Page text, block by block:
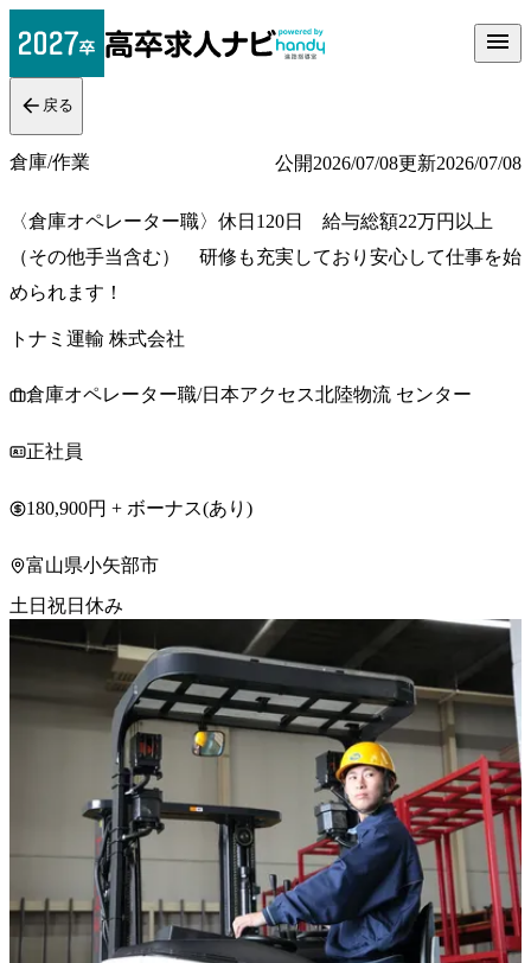
戻る
倉庫/作業 公開2026/07/08更新2026/07/08
〈倉庫オペレーター職〉休日120日 給与総額22万円以上
（その他手当含む） 研修も充実しており安心して仕事を始
められます！
トナミ運輸 株式会社
倉庫オペレーター職/日本アクセス北陸物流 センター
正社員
180,900円 + ボーナス(あり)
富山県小矢部市
土日祝日休み